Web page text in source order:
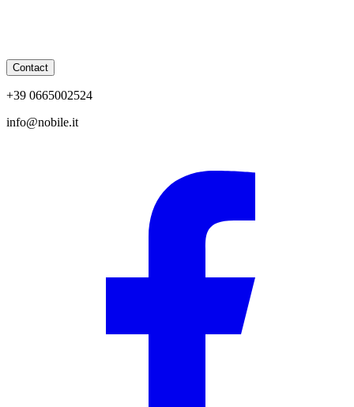
Contact
+39 0665002524
info@nobile.it